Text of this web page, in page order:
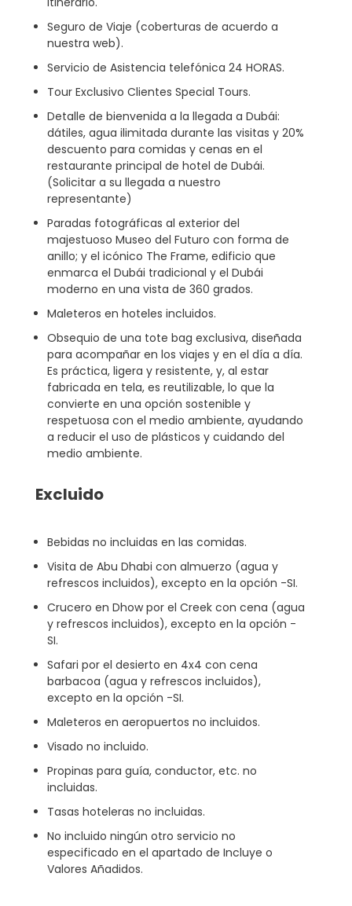
Seguro de Viaje (coberturas de acuerdo a
nuestra web).
Servicio de Asistencia telefónica 24 HORAS.
Tour Exclusivo Clientes Special Tours.
Detalle de bienvenida a la llegada a Dubái:
dátiles, agua ilimitada durante las visitas y 20%
descuento para comidas y cenas en el
restaurante principal de hotel de Dubái.
(Solicitar a su llegada a nuestro
representante)
Paradas fotográficas al exterior del
majestuoso Museo del Futuro con forma de
anillo; y el icónico The Frame, edificio que
enmarca el Dubái tradicional y el Dubái
moderno en una vista de 360 grados.
Maleteros en hoteles incluidos.
Obsequio de una tote bag exclusiva, diseñada
para acompañar en los viajes y en el día a día.
Es práctica, ligera y resistente, y, al estar
fabricada en tela, es reutilizable, lo que la
convierte en una opción sostenible y
respetuosa con el medio ambiente, ayudando
a reducir el uso de plásticos y cuidando del
medio ambiente.
Excluido
Bebidas no incluidas en las comidas.
Visita de Abu Dhabi con almuerzo (agua y
refrescos incluidos), excepto en la opción -SI.
Crucero en Dhow por el Creek con cena (agua
y refrescos incluidos), excepto en la opción -
SI.
Safari por el desierto en 4x4 con cena
barbacoa (agua y refrescos incluidos),
excepto en la opción -SI.
Maleteros en aeropuertos no incluidos.
Visado no incluido.
Propinas para guía, conductor, etc. no
incluidas.
Tasas hoteleras no incluidas.
No incluido ningún otro servicio no
especificado en el apartado de Incluye o
Valores Añadidos.